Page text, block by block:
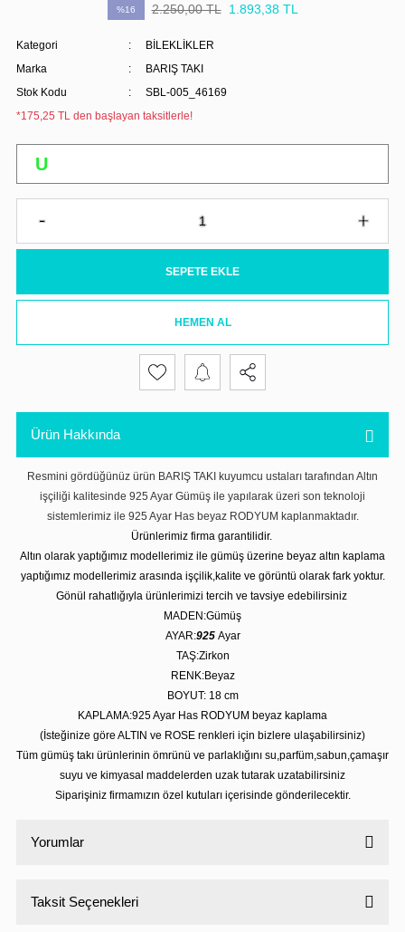
%16 2.250,00 TL 1.893,38 TL
Kategori
BİLEKLİKLER
Marka
BARIŞ TAKI
Stok Kodu
SBL-005_46169
*175,25 TL den başlayan taksitlerle!
SEPETE EKLE
HEMEN AL
Ürün Hakkında
Resmini gördüğünüz ürün BARIŞ TAKI kuyumcu ustaları tarafından Altın
işçiliği kalitesinde 925 Ayar Gümüş ile yapılarak üzeri son teknoloji
sistemlerimiz ile 925 Ayar Has beyaz RODYUM kaplanmaktadır.
Ürünlerimiz firma garantilidir.
Altın olarak yaptığımız modellerimiz ile gümüş üzerine beyaz altın kaplama
yaptığımız modellerimiz arasında işçilik,kalite ve görüntü olarak fark yoktur.
Gönül rahatlığıyla ürünlerimizi tercih ve tavsiye edebilirsiniz
MADEN:Gümüş
AYAR:925 Ayar
TAŞ:Zirkon
RENK:Beyaz
BOYUT: 18 cm
KAPLAMA:925 Ayar Has RODYUM beyaz kaplama
(İsteğinize göre ALTIN ve ROSE renkleri için bizlere ulaşabilirsiniz)
Tüm gümüş takı ürünlerinin ömrünü ve parlaklığını su,parfüm,sabun,çamaşır
suyu ve kimyasal maddelerden uzak tutarak uzatabilirsiniz
Siparişiniz firmamızın özel kutuları içerisinde gönderilecektir.
Yorumlar
Taksit Seçenekleri